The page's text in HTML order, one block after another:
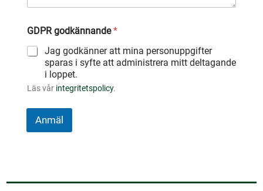
GDPR godkännande*
Jag godkänner att mina personuppgifter
sparas i syfte att administrera mitt deltagande
i loppet.
Läs vår integritetspolicy.
Anmäl